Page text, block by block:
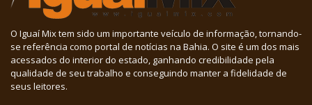
O Iguaí Mix tem sido um importante veículo de informação, tornando-
se referência como portal de notícias na Bahia. O site é um dos mais
acessados do interior do estado, ganhando credibilidade pela
qualidade de seu trabalho e conseguindo manter a fidelidade de
seus leitores.